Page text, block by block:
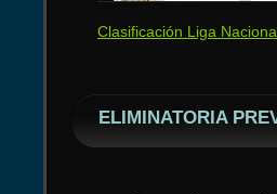
Clasificación Liga
ELIMINATORIA